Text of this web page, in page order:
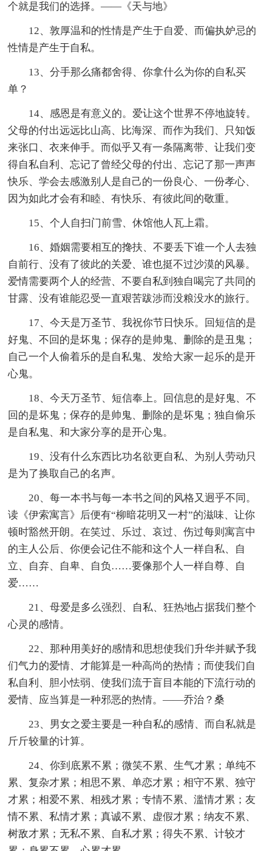
个就是我们的选择。——《天与地》
12、敦厚温和的性情是产生于自爱、而偏执妒忌的
性情是产生于自私。
13、分手那么痛都舍得、你拿什么为你的自私买
单？
14、感恩是有意义的。爱让这个世界不停地旋转。
父母的付出远远比山高、比海深、而作为我们、只知饭
来张口、衣来伸手。而似乎又有一条隔离带、让我们变
得自私自利、忘记了曾经父母的付出、忘记了那一声声
快乐、学会去感激别人是自己的一份良心、一份孝心、
因为如此才会有和睦、有快乐、有彼此间的敬重。
15、个人自扫门前雪、休馆他人瓦上霜。
16、婚姻需要相互的搀扶、不要丢下谁一个人去独
自前行、没有了彼此的关爱、谁也挺不过沙漠的风暴。
爱情需要两个人的经营、不要自私到独自喝完了共同的
甘露、没有谁能忍受一直艰苦跋涉而没粮没水的旅行。
17、今天是万圣节、我祝你节日快乐。回短信的是
好鬼、不回的是坏鬼；保存的是帅鬼、删除的是丑鬼；
自己一个人偷着乐的是自私鬼、发给大家一起乐的是开
心鬼。
18、今天万圣节、短信奉上。回信息的是好鬼、不
回的是坏鬼；保存的是帅鬼、删除的是坏鬼；独自偷乐
是自私鬼、和大家分享的是开心鬼。
19、没有什么东西比功名欲更自私、为别人劳动只
是为了换取自己的名声。
20、每一本书与每一本书之间的风格又迥乎不同。
读《伊索寓言》后便有“柳暗花明又一村”的滋味、让你
顿时豁然开朗。在笑过、乐过、哀过、伤过每则寓言中
的主人公后、你便会记住不能和这个人一样自私、自
立、自弃、自卑、自负……要像那个人一样自尊、自
爱……
21、母爱是多么强烈、自私、狂热地占据我们整个
心灵的感情。
22、那种用美好的感情和思想使我们升华并赋予我
们气力的爱情、才能算是一种高尚的热情；而使我们自
私自利、胆小怯弱、使我们流于盲目本能的下流行动的
爱情、应当算是一种邪恶的热情。——乔治？桑
23、男女之爱主要是一种自私的感情、而自私就是
斤斤较量的计算。
24、你到底累不累；微笑不累、生气才累；单纯不
累、复杂才累；相思不累、单恋才累；相守不累、独守
才累；相爱不累、相残才累；专情不累、滥情才累；友
情不累、私情才累；真诚不累、虚假才累；纳友不累、
树敌才累；无私不累、自私才累；得失不累、计较才